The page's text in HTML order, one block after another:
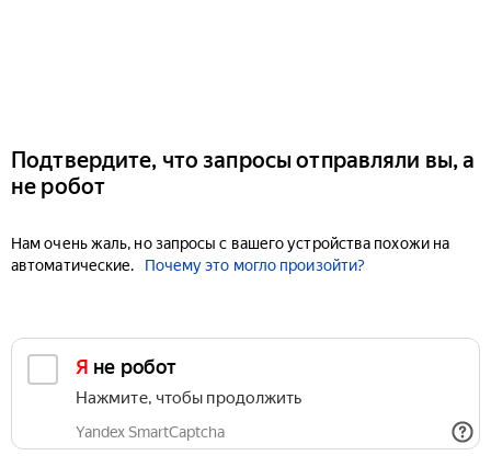
Подтвердите, что запросы отправляли вы, а
не робот
Нам очень жаль, но запросы с вашего устройства похожи на
автоматические.
Почему это могло произойти?
Я не робот
Нажмите, чтобы продолжить
Yandex SmartCaptcha